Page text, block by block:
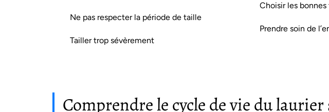
Ne pas respecter la période de taille
Tailler trop sévèrement
Choisir les
Prendre soin de
Comprendre le cycle de vie du laurier